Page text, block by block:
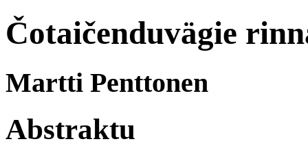
Čotaičenduvägie
Martti Penttonen
Abstraktu